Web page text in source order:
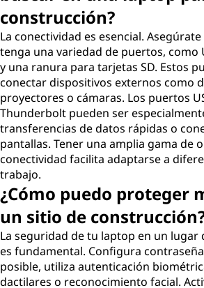
construcción?
La conectividad es esencial.
tenga una variedad de puertos, como
y una ranura para tarjetas SD. Estos
conectar dispositivos externos como
proyectores o cámaras. Los puertos
Thunderbolt pueden ser
transferencias de datos rápidas o
pantallas. Tener una amplia gama de
conectividad facilita adaptarse a
trabajo.
¿Cómo puedo proteger
un sitio de
La seguridad de tu laptop en un lugar
es fundamental. Configura
posible, utiliza autenticación
dactilares o reconocimiento facial.